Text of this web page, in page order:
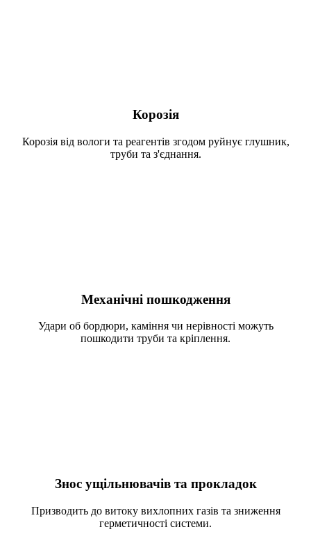
Корозія
Корозія від вологи та реагентів згодом руйнує глушник,
труби та з'єднання.
Механічні пошкодження
Удари об бордюри, каміння чи нерівності можуть
пошкодити труби та кріплення.
Знос ущільнювачів та прокладок
Призводить до витоку вихлопних газів та зниження
герметичності системи.